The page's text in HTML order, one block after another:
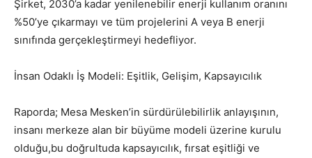
Şirket, 2030’a kadar yenilenebilir enerji kullanım oranını
%50’ye çıkarmayı ve tüm projelerini A veya B enerji
sınıfında gerçekleştirmeyi hedefliyor.
İnsan Odaklı İş Modeli: Eşitlik, Gelişim, Kapsayıcılık
Raporda; Mesa Mesken’in sürdürülebilirlik anlayışının,
insanı merkeze alan bir büyüme modeli üzerine kurulu
olduğu,bu doğrultuda kapsayıcılık, fırsat eşitliği ve